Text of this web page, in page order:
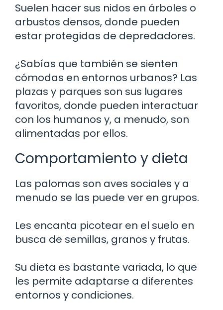
Suelen hacer sus nidos en árboles o
arbustos densos, donde pueden
estar protegidas de depredadores.
¿Sabías que también se sienten
cómodas en entornos urbanos? Las
plazas y parques son sus lugares
favoritos, donde pueden interactuar
con los humanos y, a menudo, son
alimentadas por ellos.
Comportamiento y dieta
Las palomas son aves sociales y a
menudo se las puede ver en grupos.
Les encanta picotear en el suelo en
busca de semillas, granos y frutas.
Su dieta es bastante variada, lo que
les permite adaptarse a diferentes
entornos y condiciones.